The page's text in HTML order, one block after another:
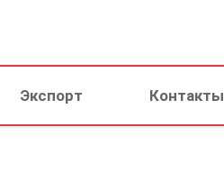
Экспорт Контакты